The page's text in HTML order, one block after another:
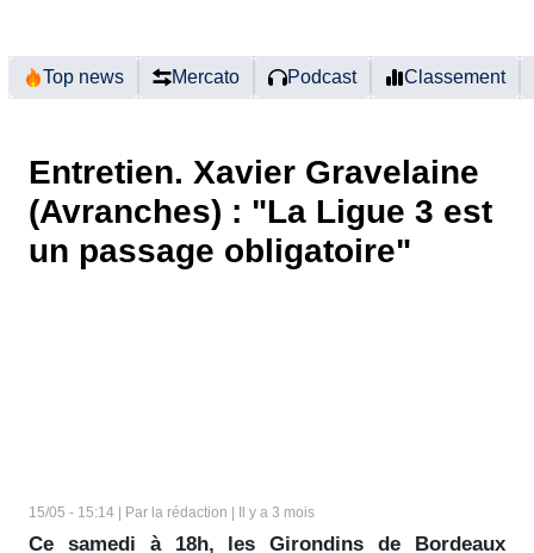
Top news Mercato Podcast Classement
Entretien. Xavier Gravelaine
(Avranches) : "La Ligue 3 est
un passage obligatoire"
15/05 - 15:14 | Par la rédaction | Il y a 3 mois
Ce samedi à 18h, les Girondins de Bordeaux